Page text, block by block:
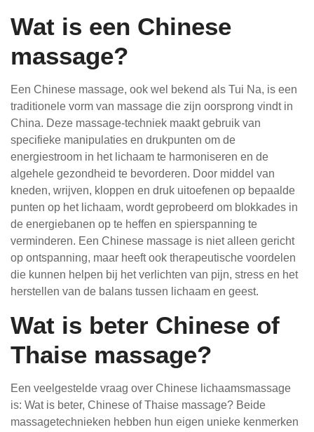
Wat is een Chinese
massage?
Een Chinese massage, ook wel bekend als Tui Na, is een
traditionele vorm van massage die zijn oorsprong vindt in
China. Deze massage-techniek maakt gebruik van
specifieke manipulaties en drukpunten om de
energiestroom in het lichaam te harmoniseren en de
algehele gezondheid te bevorderen. Door middel van
kneden, wrijven, kloppen en druk uitoefenen op bepaalde
punten op het lichaam, wordt geprobeerd om blokkades in
de energiebanen op te heffen en spierspanning te
verminderen. Een Chinese massage is niet alleen gericht
op ontspanning, maar heeft ook therapeutische voordelen
die kunnen helpen bij het verlichten van pijn, stress en het
herstellen van de balans tussen lichaam en geest.
Wat is beter Chinese of
Thaise massage?
Een veelgestelde vraag over Chinese lichaamsmassage
is: Wat is beter, Chinese of Thaise massage? Beide
massagetechnieken hebben hun eigen unieke kenmerken